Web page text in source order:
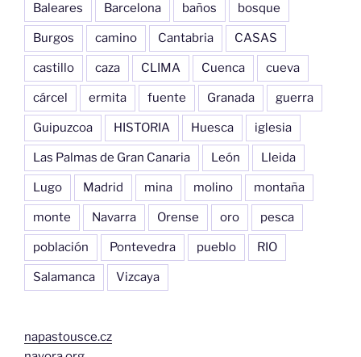
Baleares Barcelona baños bosque
Burgos camino Cantabria CASAS
castillo caza CLIMA Cuenca cueva
cárcel ermita fuente Granada guerra
Guipuzcoa HISTORIA Huesca iglesia
Las Palmas de Gran Canaria León Lleida
Lugo Madrid mina molino montaña
monte Navarra Orense oro pesca
población Pontevedra pueblo RIO
Salamanca Vizcaya
napastousce.cz